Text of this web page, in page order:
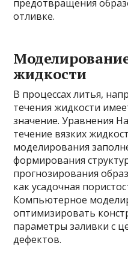
предотвращения
отливке.
жидкости
В процессах литья,
течения жидкости
значение. Уравнения
течение вязких
моделирования
формирования
прогнозирования
как усадочная
Компьютерное
оптимизировать
параметры заливки с
дефектов.